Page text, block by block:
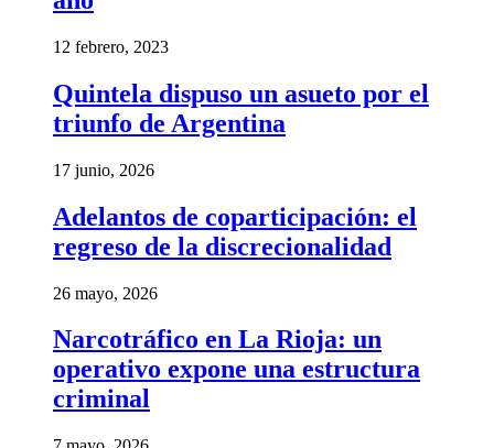
12 febrero, 2023
Quintela dispuso un asueto por el
triunfo de Argentina
17 junio, 2026
Adelantos de coparticipación: el
regreso de la discrecionalidad
26 mayo, 2026
Narcotráfico en La Rioja: un
operativo expone una estructura
criminal